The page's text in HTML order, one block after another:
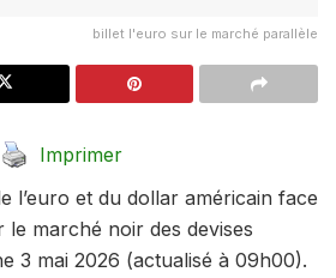
billet l'euro sur le marché parallèle
Imprimer
l’euro et du dollar américain face
le marché noir des devises
3 mai 2026 (actualisé à 09h00).